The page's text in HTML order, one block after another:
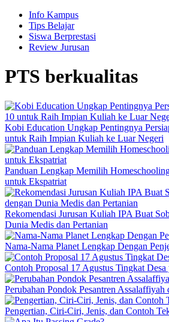
Info Kampus
Tips Belajar
Siswa Berprestasi
Review Jurusan
PTS berkualitas
Kobi Education Ungkap Pentingnya
untuk Raih Impian Kuliah ke Luar Negeri
Panduan Lengkap Memilih
untuk Ekspatriat
Rekomendasi Jurusan Kuliah IPA Buat
Dunia Medis dan Pertanian
Nama-Nama Planet Lengkap Dengan
Contoh Proposal 17 Agustus Tingkat
Perubahan Pondok Pesantren
Pengertian, Ciri-Ciri, Jenis, dan Contoh